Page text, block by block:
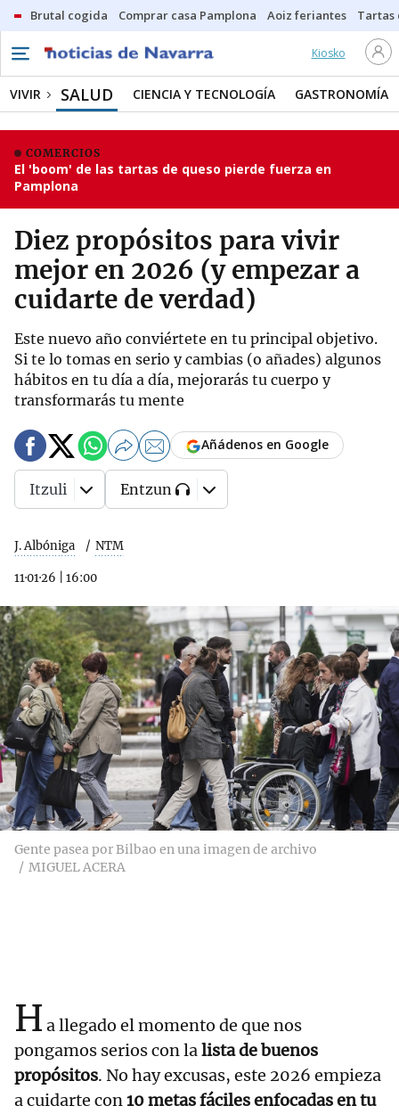
Brutal cogida Comprar casa Pamplona Aoiz feriantes Tartas
Kiosko
VIVIR SALUD CIENCIA Y TECNOLOGÍA GASTRONOMÍA
COMERCIOS
El 'boom' de las tartas de queso pierde fuerza en
Pamplona
Diez propósitos para vivir
mejor en 2026 (y empezar a
cuidarte de verdad)
Este nuevo año conviértete en tu principal objetivo.
Si te lo tomas en serio y cambias (o añades) algunos
hábitos en tu día a día, mejorarás tu cuerpo y
transformarás tu mente
J. Albóniga NTM
11·01·26 16:00
Añádenos en Google
Itzuli Entzun
Gente pasea por Bilbao en una imagen de archivo
MIGUEL ACERA
H a llegado el momento de que nos
pongamos serios con lalista de buenos
propósitos. No hay excusas, este 2026 empieza
a cuidarte con10 metas fáciles enfocadas en tu